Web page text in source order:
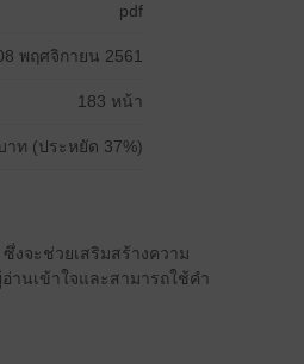
pdf
พฤศจิกายน 2561
183 หน้า
าท (ประหยัด 37%)
งจะช่วยเสริมสร้างความ
านเข้าใจและสามารถใช้คำ